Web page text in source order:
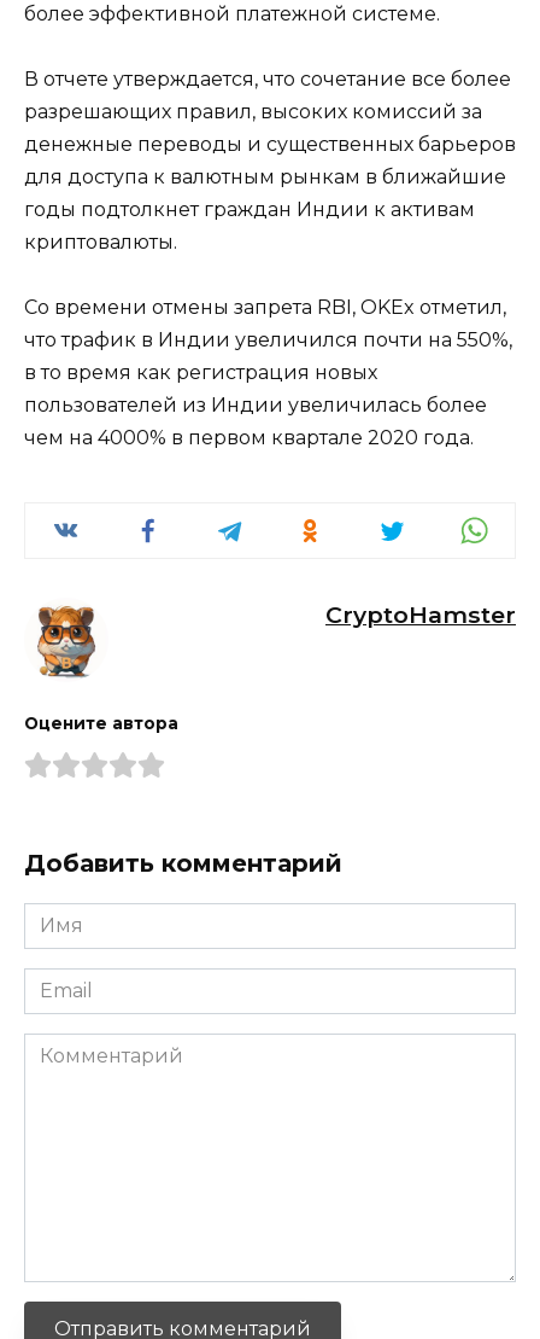
более эффективной платежной системе.
В отчете утверждается, что сочетание все более
разрешающих правил, высоких комиссий за
денежные переводы и существенных барьеров
для доступа к валютным рынкам в ближайшие
годы подтолкнет граждан Индии к активам
криптовалюты.
Со времени отмены запрета RBI, OKEx отметил,
что трафик в Индии увеличился почти на 550%,
в то время как регистрация новых
пользователей из Индии увеличилась более
чем на 4000% в первом квартале 2020 года.
CryptoHamster
Оцените автора
Добавить комментарий
Имя
*
Email
*
Комментарий